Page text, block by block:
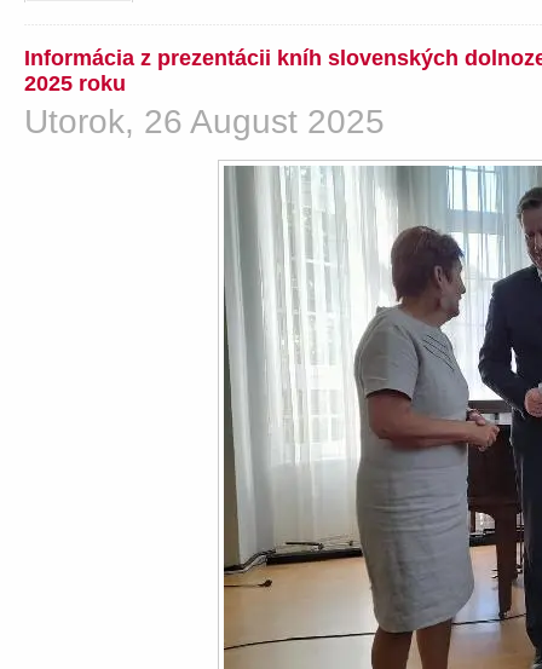
Informácia z prezentácii kníh slovenských
2025 roku
Utorok, 26 August 2025